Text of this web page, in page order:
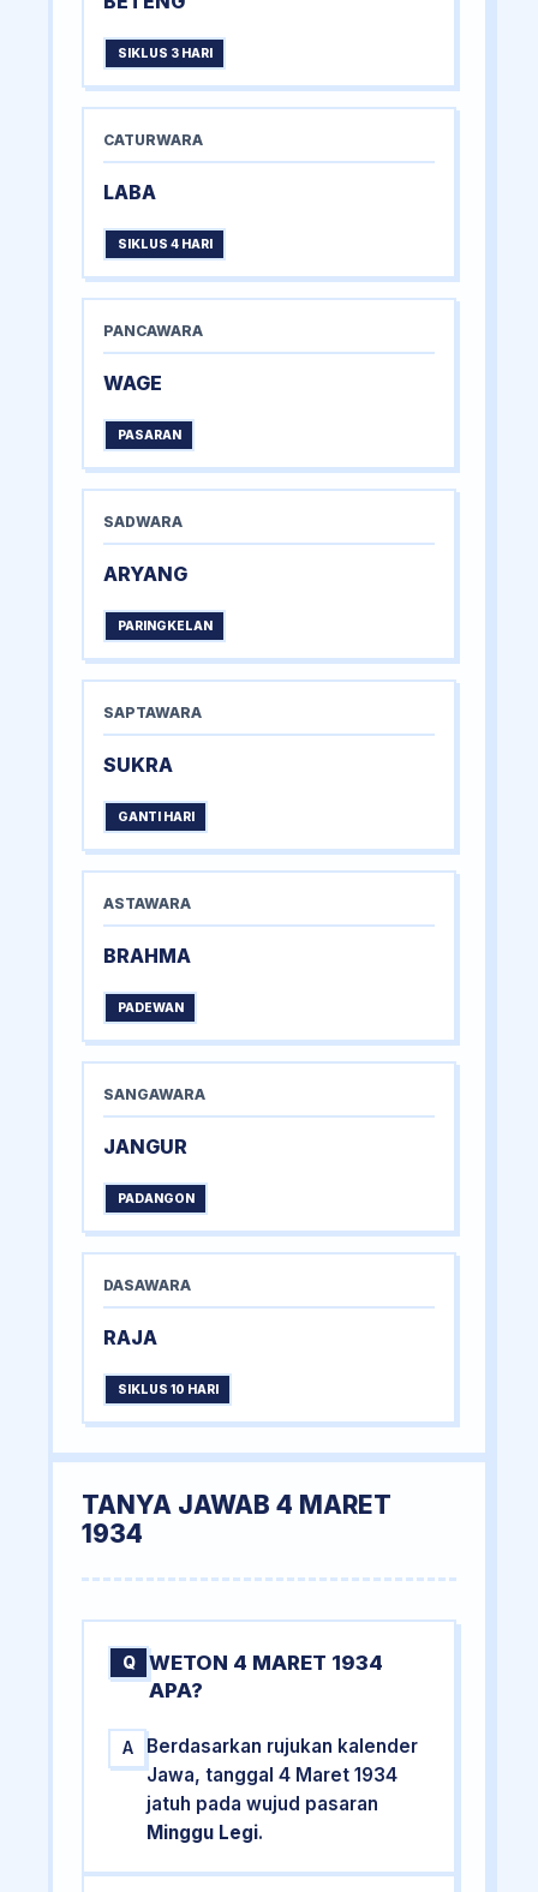
SIKLUS 3 HARI
CATURWARA
LABA
SIKLUS 4 HARI
PANCAWARA
WAGE
PASARAN
SADWARA
ARYANG
PARINGKELAN
SAPTAWARA
SUKRA
GANTI HARI
ASTAWARA
BRAHMA
PADEWAN
SANGAWARA
JANGUR
PADANGON
DASAWARA
RAJA
SIKLUS 10 HARI
TANYA JAWAB 4 MARET
1934
Q
WETON 4 MARET 1934
APA?
A
Berdasarkan rujukan kalender
Jawa, tanggal 4 Maret 1934
jatuh pada wujud pasaran
Minggu Legi.